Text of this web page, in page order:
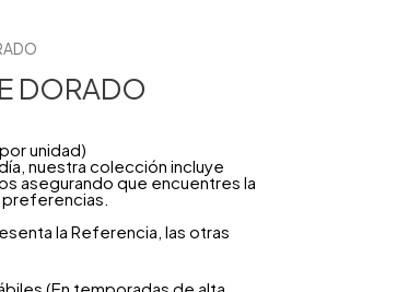
DORADO
unidad)
nuestra colección incluye
asegurando que encuentres la
la Referencia, las otras